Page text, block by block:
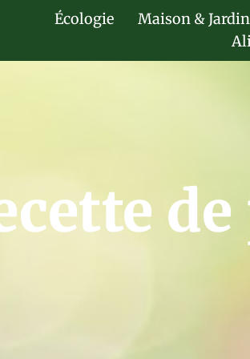
Écologie Maison & Jardin